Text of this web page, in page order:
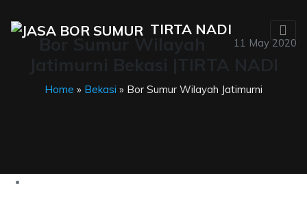
TIRTA NADI
11 May 2020
Home » Bekasi » Bor Sumur Wilayah Jatimurni